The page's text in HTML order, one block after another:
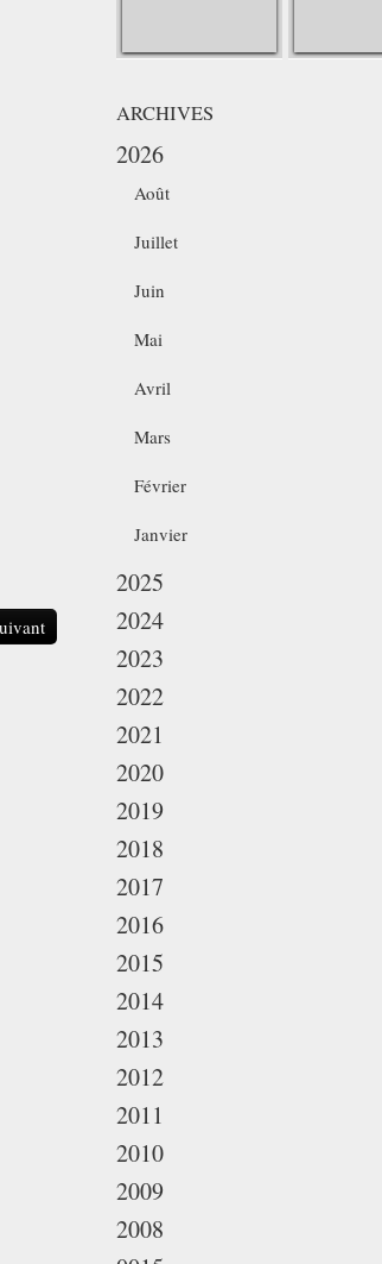
ARCHIVES
2026
Août
Juillet
Juin
Mai
Avril
Mars
Février
Janvier
2025
2024
2023
2022
2021
2020
2019
2018
2017
2016
2015
2014
2013
2012
2011
2010
2009
2008